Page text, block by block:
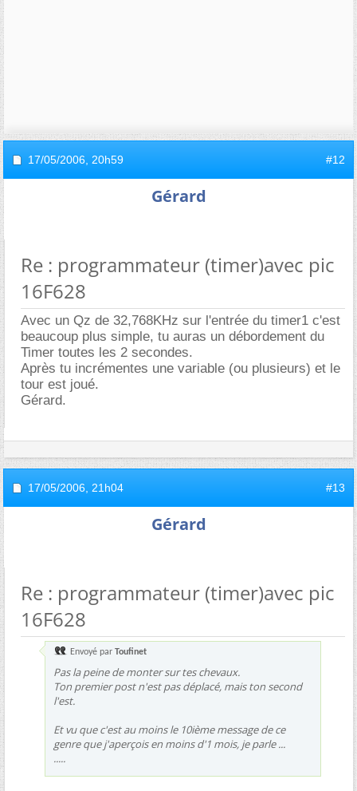
17/05/2006, 20h59 #12
Gérard
Re : programmateur (timer)avec pic
16F628
Avec un Qz de 32,768KHz sur l'entrée du timer1 c'est
beaucoup plus simple, tu auras un débordement du
Timer toutes les 2 secondes.
Après tu incrémentes une variable (ou plusieurs) et le
tour est joué.
Gérard.
17/05/2006, 21h04 #13
Gérard
Re : programmateur (timer)avec pic
16F628
Envoyé par Toufinet
Pas la peine de monter sur tes chevaux.
Ton premier post n'est pas déplacé, mais ton second
l'est.
Et vu que c'est au moins le 10ième message de ce
genre que j'aperçois en moins d'1 mois, je parle ...
.....